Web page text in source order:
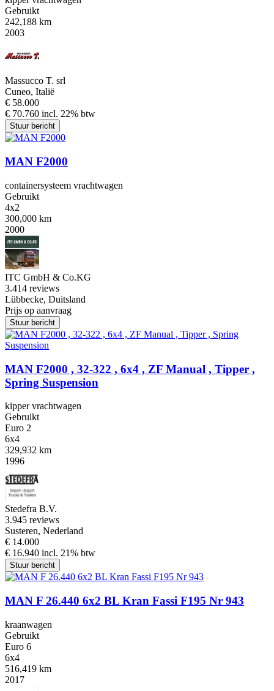
Gebruikt
242,188 km
2003
Massucco T. srl
Cuneo, Italië
€ 58.000
€ 70.760 incl. 22% btw
Stuur bericht
MAN F2000
containersysteem vrachtwagen
Gebruikt
4x2
300,000 km
2000
ITC GmbH & Co.KG
3.414 reviews
Lübbecke, Duitsland
Prijs op aanvraag
Stuur bericht
MAN F2000 , 32-322 , 6x4 , ZF Manual , Tipper ,
Spring Suspension
kipper vrachtwagen
Gebruikt
Euro 2
6x4
329,932 km
1996
Stedefra B.V.
3.945 reviews
Susteren, Nederland
€ 14.000
€ 16.940 incl. 21% btw
Stuur bericht
MAN F 26.440 6x2 BL Kran Fassi F195 Nr 943
kraanwagen
Gebruikt
Euro 6
6x4
516,419 km
2017